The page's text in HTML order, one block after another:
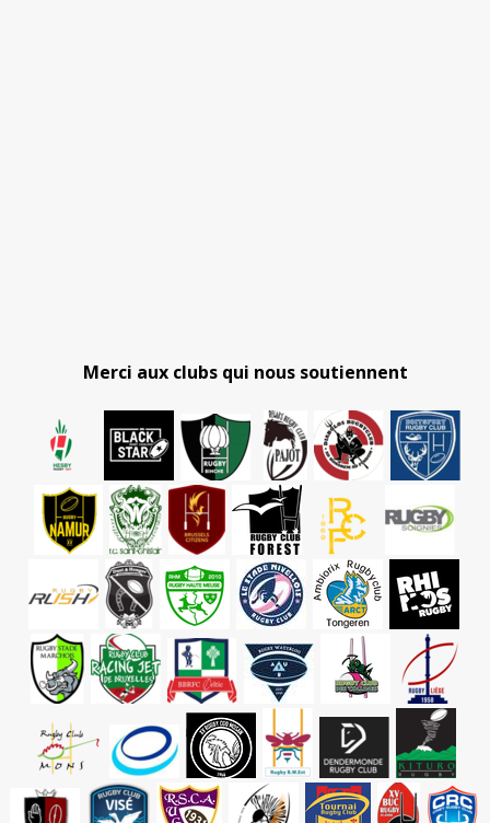
Merci aux clubs qui nous soutiennent